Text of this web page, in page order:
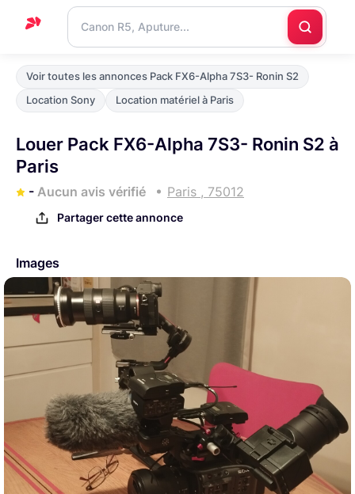
Accueil
Support
Nous
contacter
Voir toutes les annonces Pack FX6-Alpha 7S3- Ronin S2
Location Sony
Location matériel à Paris
Louer Pack FX6-Alpha 7S3- Ronin S2 à
Paris
- Aucun avis vérifié Paris , 75012
Partager cette annonce
Images